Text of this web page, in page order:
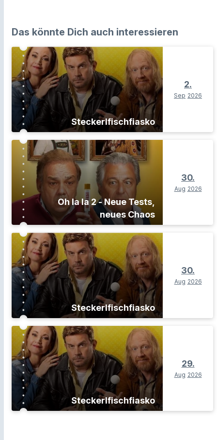
Das könnte Dich auch interessieren
Steckerlfischfiasko
2.
Sep 2026
Oh la la 2 - Neue Tests,
neues Chaos
30.
Aug 2026
Steckerlfischfiasko
30.
Aug 2026
Steckerlfischfiasko
29.
Aug 2026